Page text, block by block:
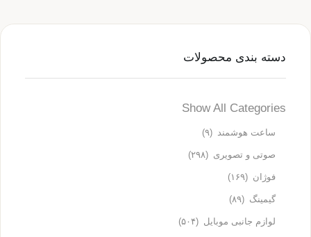
دسته بندی محصولات
Show All Categories
ساعت هوشمند (۹)
صوتی و تصویری (۲۹۸)
فوژان (۱۶۹)
گیمینگ (۸۹)
لوازم جانبی موبایل (۵۰۴)